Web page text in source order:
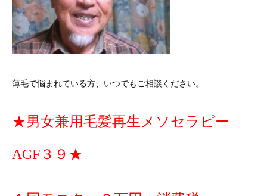
薄毛で悩まれている方、いつでもご相談ください。
★男女兼用毛髪再生メソセラピー
AGF３９★